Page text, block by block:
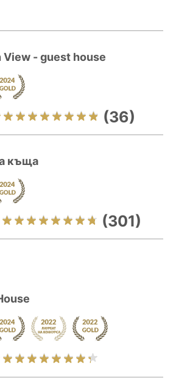
View - guest house
(36)
къща
(301)